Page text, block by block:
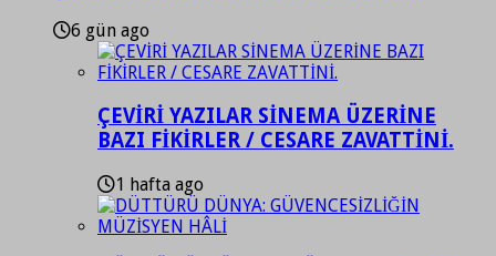
6 gün ago
ÇEVİRİ YAZILAR SİNEMA ÜZERİNE
BAZI FİKİRLER / CESARE ZAVATTİNİ.
1 hafta ago